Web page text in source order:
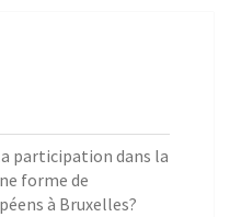
participation dans la
forme de
à Bruxelles?